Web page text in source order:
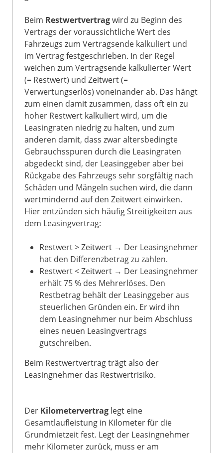
Beim Restwertvertragwird zu Beginn des
Vertrags der voraussichtliche Wert des
Fahrzeugs zum Vertragsende kalkuliert und
im Vertrag festgeschrieben. In der Regel
weichen zum Vertragsende kalkulierter Wert
(= Restwert) und Zeitwert (=
Verwertungserlös) voneinander ab. Das hängt
zum einen damit zusammen, dass oft ein zu
hoher Restwert kalkuliert wird, um die
Leasingraten niedrig zu halten, und zum
anderen damit, dass zwar altersbedingte
Gebrauchsspuren durch die Leasingraten
abgedeckt sind, der Leasinggeber aber bei
Rückgabe des Fahrzeugs sehr sorgfältig nach
Schäden und Mängeln suchen wird, die dann
wertmindernd auf den Zeitwert einwirken.
Hier entzünden sich häufig Streitigkeiten aus
dem Leasingvertrag:
Restwert > Zeitwert → Der Leasingnehmer
hat den Differenzbetrag zu zahlen.
Restwert < Zeitwert → Der Leasingnehmer
erhält 75 % des Mehrerlöses. Den
Restbetrag behält der Leasinggeber aus
steuerlichen Gründen ein. Er wird ihn
dem Leasingnehmer nur beim Abschluss
eines neuen Leasingvertrags
gutschreiben.
Beim Restwertvertrag trägt also der
Leasingnehmer das Restwertrisiko.
Der Kilometervertrag legt eine
Gesamtlaufleistung in Kilometer für die
Grundmietzeit fest. Legt der Leasingnehmer
mehr Kilometer zurück, muss er am